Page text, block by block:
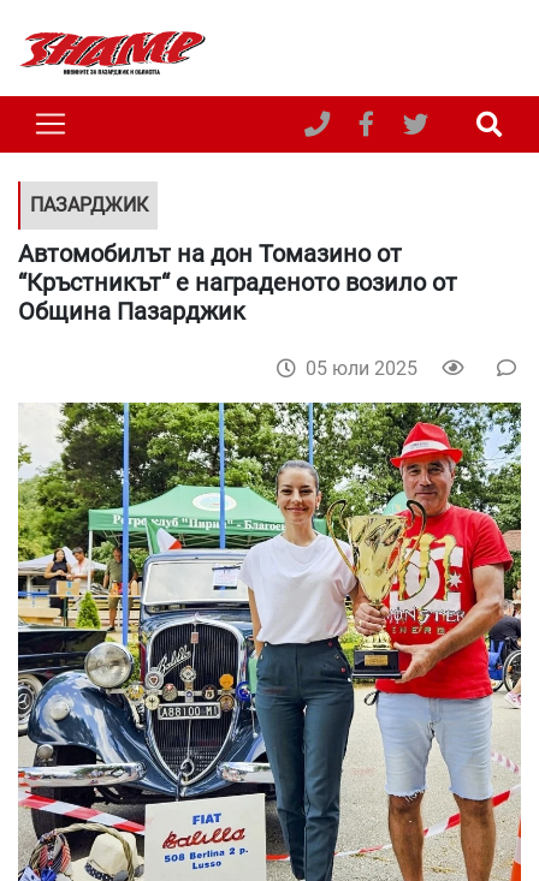
ПАЗАРДЖИК
Автомобилът на дон Томазино от
“Кръстникът“ е награденото возило от
Община Пазарджик
05 юли 2025